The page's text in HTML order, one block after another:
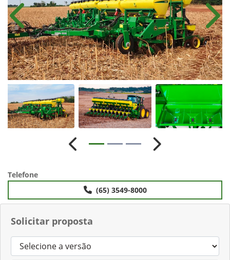
Solicitar proposta
Anterior
Anterior Próximo
Telefone
(65) 3549-8000